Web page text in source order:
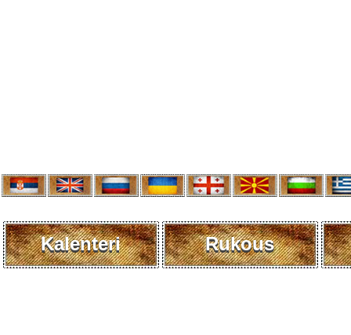
Kalenteri Rukous